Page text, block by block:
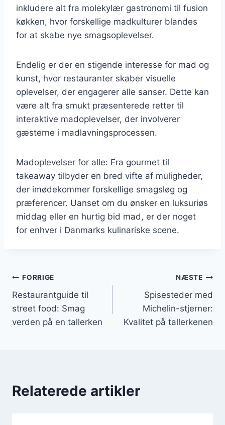
inkludere alt fra molekylær gastronomi til fusion
køkken, hvor forskellige madkulturer blandes
for at skabe nye smagsoplevelser.
Endelig er der en stigende interesse for mad og
kunst, hvor restauranter skaber visuelle
oplevelser, der engagerer alle sanser. Dette kan
være alt fra smukt præsenterede retter til
interaktive madoplevelser, der involverer
gæsterne i madlavningsprocessen.
Madoplevelser for alle: Fra gourmet til
takeaway tilbyder en bred vifte af muligheder,
der imødekommer forskellige smagsløg og
præferencer. Uanset om du ønsker en luksuriøs
middag eller en hurtig bid mad, er der noget
for enhver i Danmarks kulinariske scene.
Indlægsnavigation
FORRIGE
Restaurantguide til
street food: Smag
verden på en tallerken
NÆSTE
Spisesteder med
Michelin-stjerner:
Kvalitet på tallerkenen
Relaterede artikler